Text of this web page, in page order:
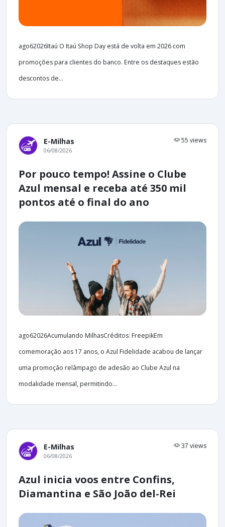
ago62026Itaú O Itaú Shop Day está de volta em 2026 com
promoções para clientes do banco. Entre os destaques estão
descontos de...
E-Milhas 55 views
06/08/2026
Por pouco tempo! Assine o Clube
Azul mensal e receba até 350 mil
pontos até o final do ano
ago62026Acumulando MilhasCréditos: FreepikEm
comemoração aos 17 anos, o Azul Fidelidade acabou de lançar
uma promoção relâmpago de adesão ao Clube Azul na
modalidade mensal, permitindo...
E-Milhas 37 views
06/08/2026
Azul inicia voos entre Confins,
Diamantina e São João del-Rei